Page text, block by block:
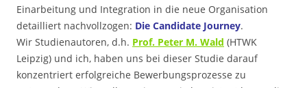
Einarbeitung und Integration in die neue Organisation
detailliert nachvollzogen: Die Candidate Journey.
Wir Studienautoren, d.h. Prof. Peter M. Wald (HTWK
Leipzig) und ich, haben uns bei dieser Studie darauf
konzentriert erfolgreiche Bewerbungsprozesse zu